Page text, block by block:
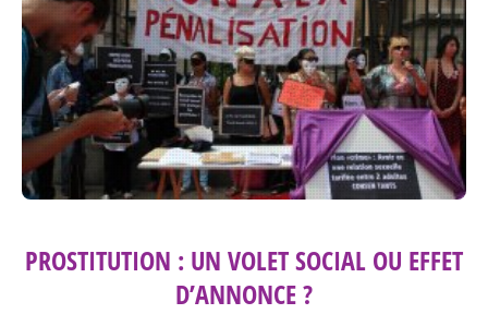
PROSTITUTION : UN VOLET SOCIAL OU EFFET
D’ANNONCE ?